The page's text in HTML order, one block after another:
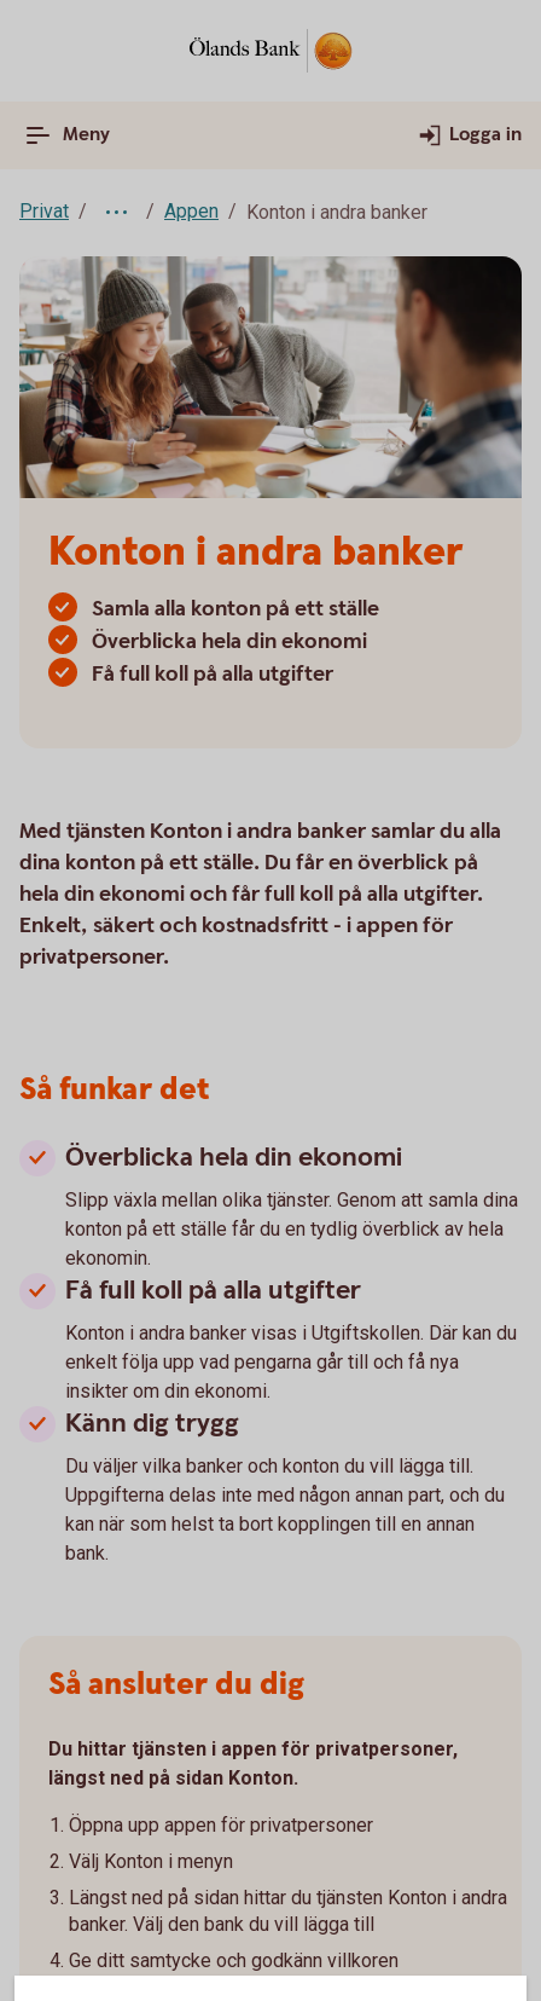
Meny Logga in
Privat Appen Konton i andra banker
Konton i andra banker
Samla alla konton på ett ställe
Överblicka hela din ekonomi
Få full koll på alla utgifter
Med tjänsten Konton i andra banker samlar du alla
dina konton på ett ställe. Du får en överblick på
hela din ekonomi och får full koll på alla utgifter.
Enkelt, säkert och kostnadsfritt - i appen för
privatpersoner.
Så funkar det
Överblicka hela din ekonomi
Slipp växla mellan olika tjänster. Genom att samla dina
konton på ett ställe får du en tydlig överblick av hela
ekonomin.
Få full koll på alla utgifter
Konton i andra banker visas i Utgiftskollen. Där kan du
enkelt följa upp vad pengarna går till och få nya
insikter om din ekonomi.
Känn dig trygg
Du väljer vilka banker och konton du vill lägga till.
Uppgifterna delas inte med någon annan part, och du
kan när som helst ta bort kopplingen till en annan
bank.
Så ansluter du dig
Du hittar tjänsten i appen för privatpersoner,
längst ned på sidan Konton.
Öppna upp appen för privatpersoner
Välj Konton i menyn
Längst ned på sidan hittar du tjänsten Konton i andra
banker. Välj den bank du vill lägga till
Ge ditt samtycke och godkänn villkoren